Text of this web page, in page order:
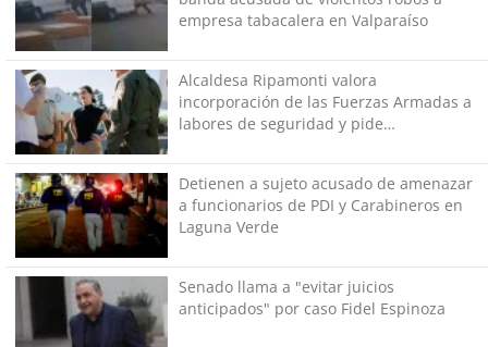
empresa tabacalera en Valparaíso
Alcaldesa Ripamonti valora
incorporación de las Fuerzas Armadas a
labores de seguridad y pide
Detienen a sujeto acusado de amenazar
a funcionarios de PDI y Carabineros en
Laguna Verde
Senado llama a "evitar juicios
anticipados" por caso Fidel Espinoza